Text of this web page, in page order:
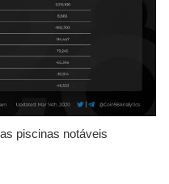
piscinas notáveis